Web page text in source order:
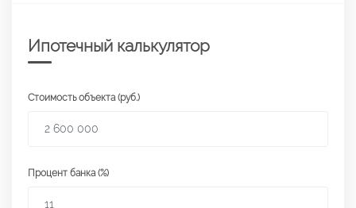
Ипотечный калькулятор
Стоимость объекта (руб.)
Процент банка (%)